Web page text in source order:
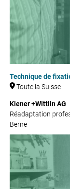
Technique de
Toute la Suisse
Kiener +Wittlin AG
Réadaptation
Berne